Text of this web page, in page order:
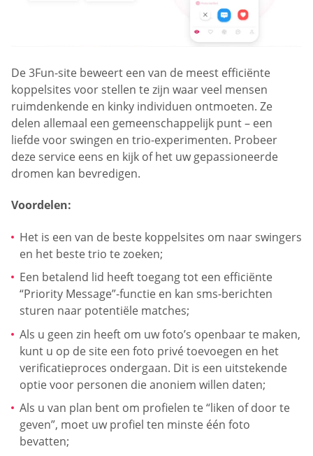
De 3Fun-site beweert een van de meest efficiënte
koppelsites voor stellen te zijn waar veel mensen
ruimdenkende en kinky individuen ontmoeten. Ze
delen allemaal een gemeenschappelijk punt – een
liefde voor swingen en trio-experimenten. Probeer
deze service eens en kijk of het uw gepassioneerde
dromen kan bevredigen.
Voordelen:
Het is een van de beste koppelsites om naar swingers
en het beste trio te zoeken;
Een betalend lid heeft toegang tot een efficiënte
“Priority Message”-functie en kan sms-berichten
sturen naar potentiële matches;
Als u geen zin heeft om uw foto’s openbaar te maken,
kunt u op de site een foto privé toevoegen en het
verificatieproces ondergaan. Dit is een uitstekende
optie voor personen die anoniem willen daten;
Als u van plan bent om profielen te “liken of door te
geven”, moet uw profiel ten minste één foto
bevatten;